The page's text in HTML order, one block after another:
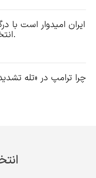
ایران امیدوار است با
انتخابات میان‌دوره‌ای به او ضربه بزند.
چرا ترامپ در «تله